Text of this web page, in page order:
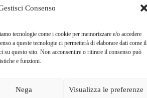
Consenso
tecnologie come i cookie per memorizzare e/o accedere
a queste tecnologie ci permetterà di elaborare dati come il
su questo sito. Non acconsentire o ritirare il consenso può
e funzioni.
Nega Visualizza le preferenze
di Giovanni Boccaccio, che
per sfuggire alla peste nera e a turno si
trascorrere il tempo, Triennale ha
intellettuali, musicisti, cantanti,
“abitare” gli spazi...